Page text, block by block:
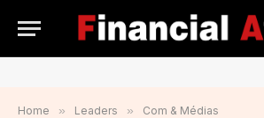
Home » Leaders » Com & Médias